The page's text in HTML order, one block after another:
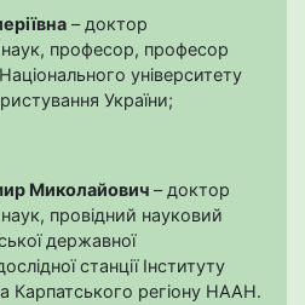
– доктор
професор, професор
університету
України;
Миколайович – доктор
провідний науковий
державної
станції Інституту
Карпатського регіону НААН.